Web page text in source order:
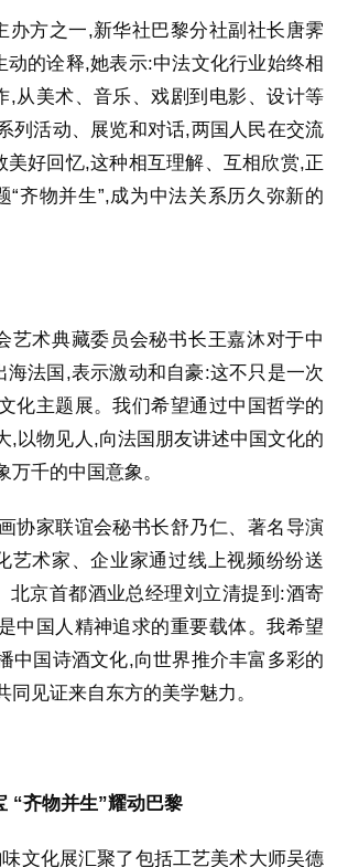
办方之一,新华社巴黎分社副社长唐霁
动的诠释,她表示:中法文化行业始终相
,从美术、音乐、戏剧到电影、设计等
列活动、展览和对话,两国人民在交流
美好回忆,这种相互理解、互相欣赏,正
“齐物并生”,成为中法关系历久弥新的
艺术典藏委员会秘书长王嘉沐对于中
海法国,表示激动和自豪:这不只是一次
化主题展。我们希望通过中国哲学的
,以物见人,向法国朋友讲述中国文化的
千的中国意象。
协家联谊会秘书长舒乃仁、著名导演
艺术家、企业家通过线上视频纷纷送
北京首都酒业总经理刘立清提到:酒寄
中国人精神追求的重要载体。我希望
中国诗酒文化,向世界推介丰富多彩的
同见证来自东方的美学魅力。
“齐物并生”耀动巴黎
味文化展汇聚了包括工艺美术大师吴德